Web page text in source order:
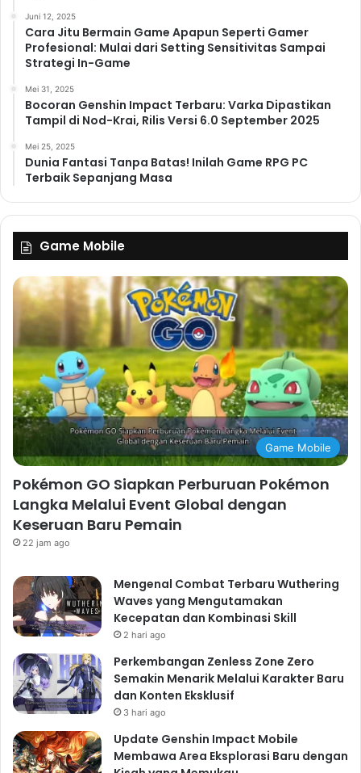
Juni 12, 2025
Cara Jitu Bermain Game Apapun Seperti Gamer
Profesional: Mulai dari Setting Sensitivitas Sampai
Strategi In-Game
Mei 31, 2025
Bocoran Genshin Impact Terbaru: Varka Dipastikan
Tampil di Nod-Krai, Rilis Versi 6.0 September 2025
Mei 25, 2025
Dunia Fantasi Tanpa Batas! Inilah Game RPG PC
Terbaik Sepanjang Masa
Game Mobile
Game Mobile
Pokémon GO Siapkan Perburuan Pokémon
Langka Melalui Event Global dengan
Keseruan Baru Pemain
22 jam ago
Mengenal Combat Terbaru Wuthering
Waves yang Mengutamakan
Kecepatan dan Kombinasi Skill
2 hari ago
Perkembangan Zenless Zone Zero
Semakin Menarik Melalui Karakter Baru
dan Konten Eksklusif
3 hari ago
Update Genshin Impact Mobile
Membawa Area Eksplorasi Baru dengan